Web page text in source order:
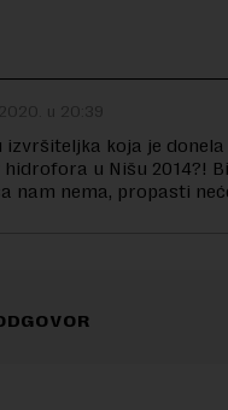
u 20:39
izvršiteljka koja je
u Nišu 2014?!
nam nema, propasti